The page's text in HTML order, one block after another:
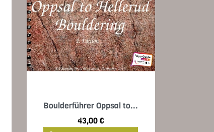
Vorschau
Boulderführer Oppsal to...
Preis
43,00 €